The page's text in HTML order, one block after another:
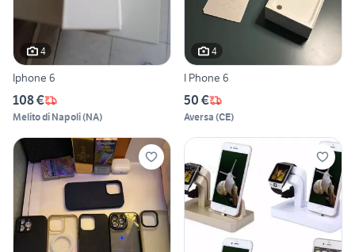
4
Iphone 6
108 €
Melito di Napoli(NA)
4
I Phone 6
50 €
Aversa (CE)